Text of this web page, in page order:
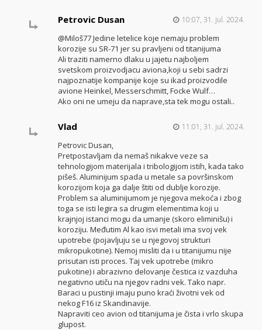
Petrovic Dusan 10:07, 31. jul. 2024.
@Miloš77 Jedine letelice koje nemaju problem
korozije su SR-71 jer su pravljeni od titanijuma
Ali traziti namerno dlaku u jajetu najboljem
svetskom proizvodjacu aviona,koji u sebi sadrzi
najpoznatije kompanije koje su ikad proizvodile
avione Heinkel, Messerschmitt, Focke Wulf…
Ako oni ne umeju da naprave,sta tek mogu ostali..
Vlad 11:01, 31. jul. 2024.
Petrovic Dusan,
Pretpostavljam da nemaš nikakve veze sa
tehnologijom materijala i tribologijom istih, kada tako
pišeš. Aluminijum spada u metale sa površinskom
korozijom koja ga dalje štiti od dublje korozije.
Problem sa aluminijumom je njegova mekoća i zbog
toga se isti legira sa drugim elementima koji u
krajnjoj istanci mogu da umanje (skoro eliminišu) i
koroziju. Međutim Al kao isvi metali ima svoj vek
upotrebe (pojavljuju se u njegovoj strukturi
mikropukotine). Nemoj misliti da i u titanijumu nije
prisutan isti proces. Taj vek upotrebe (mikro
pukotine) i abrazivno delovanje čestica iz vazduha
negativno utiču na njegov radni vek. Tako napr.
Baraci u pustinji imaju puno kraći životni vek od
nekog F16 iz Skandinavije.
Napraviti ceo avion od titanijuma je čista i vrlo skupa
glupost.